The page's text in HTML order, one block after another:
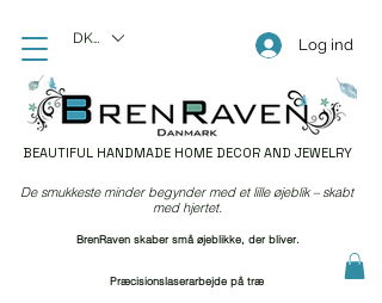
BEAUTIFUL HANDMADE HOME DECOR AND JEWELRY
Log ind
DKK (kr)
Præcisionslaserarbejde på træ
De smukkeste minder begynder med et lille øjeblik – skabt
med hjertet.
BrenRaven skaber små øjeblikke, der bliver.